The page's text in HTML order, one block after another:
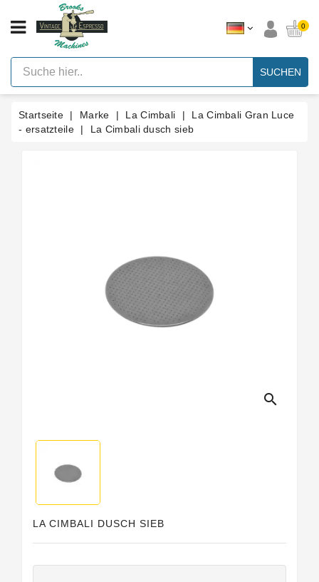
KATEGORIE
Vintage
Hebel
Espresso
Maschinen
Faema
E61
0
SUCHEN
Startseite Marke La Cimbali
La Cimbali Gran Luce
- ersatzteile
La Cimbali dusch sieb
search
LA CIMBALI DUSCH SIEB